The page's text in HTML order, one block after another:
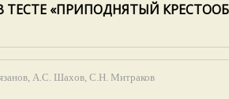
ТЕСТЕ «ПРИПОДНЯТЫЙ
А.С. Шахов, С.Н. Митраков